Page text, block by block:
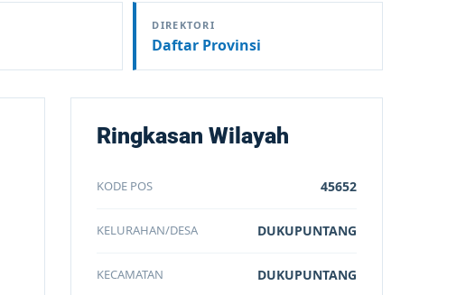
DIREKTORI
Daftar Provinsi
Ringkasan Wilayah
KODE POS 45652
KELURAHAN/DESA DUKUPUNTANG
KECAMATAN DUKUPUNTANG